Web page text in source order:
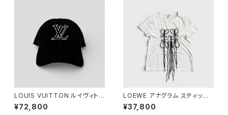
LOUIS VUITTON ルイヴィトン
LV シグネチャー コーデュロイ
キャップ ブラック M M7784M
¥72,800
LOEWE アナグラム スティッチ
Tシャツ ホワイト M
¥37,800